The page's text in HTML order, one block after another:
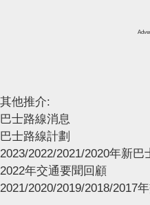
其他推介:
巴士路線消息
巴士路線計劃
2023/2022/2021/2020年新巴
2022年交通要聞回顧
2021/2020/2019/2018/2017